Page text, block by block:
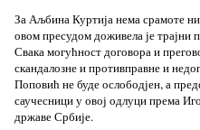
За Аљбина Куртија нема срамоте
овом пресудом доживела је трајни
Свака могућност договора и
скандалозне и противправне и
Поповић не буде ослободјен, а
саучесници у овој одлуци према
државе Србије.